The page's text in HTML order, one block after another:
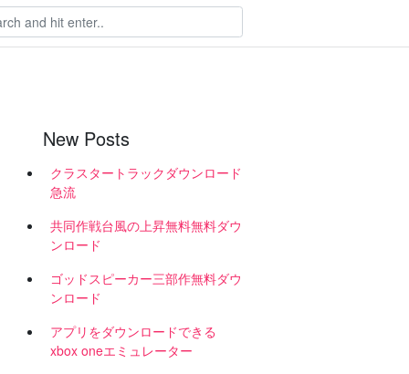
New Posts
クラスタートラックダウンロード
急流
共同作戦台風の上昇無料無料ダウ
ンロード
ゴッドスピーカー三部作無料ダウ
ンロード
アプリをダウンロードできる
xbox oneエミュレーター